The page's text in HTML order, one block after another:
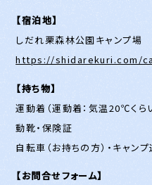
【宿泊地】
しだれ栗森林公園キャンプ場
https://shidarekuri.com/
【持ち物】
運動着（運動着：気温20℃くら
動靴・保険証
自転車（お持ちの方）・キャン
【お問合せフォーム】